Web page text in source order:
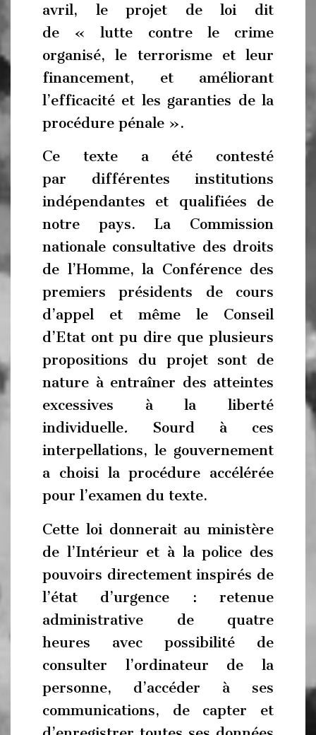
avril, le projet de loi dit
de « lutte contre le crime
organisé, le terrorisme et leur
financement, et améliorant
l’efficacité et les garanties de la
procédure pénale ».
Ce texte a été contesté
par différentes institutions
indépendantes et qualifiées de
notre pays. La Commission
nationale consultative des droits
de l’Homme, la Conférence des
premiers présidents de cours
d’appel et même le Conseil
d’Etat ont pu dire que plusieurs
propositions du projet sont de
nature à entraîner des atteintes
excessives à la liberté
individuelle. Sourd à ces
interpellations, le gouvernement
a choisi la procédure accélérée
pour l’examen du texte.
Cette loi donnerait au ministère
de l’Intérieur et à la police des
pouvoirs directement inspirés de
l’état d’urgence : retenue
administrative de quatre
heures avec possibilité de
consulter l’ordinateur de la
personne, d’accéder à ses
communications, de capter et